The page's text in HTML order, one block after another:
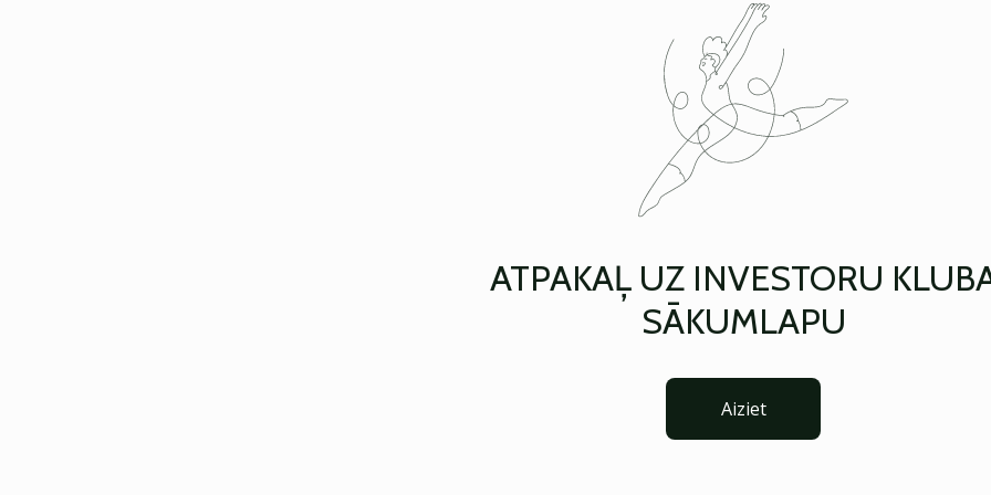
ATPAKAĻ UZ INVESTORU
SĀKUMLAPU
Aiziet